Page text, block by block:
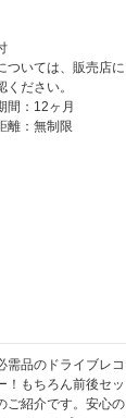
ついては、販売店に
ください。
間：12ヶ月
離：無制限
需品のドライブレコ
！もちろん前後セッ
ご紹介です。安心の